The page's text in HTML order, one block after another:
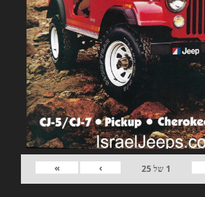
1 של25
›
»